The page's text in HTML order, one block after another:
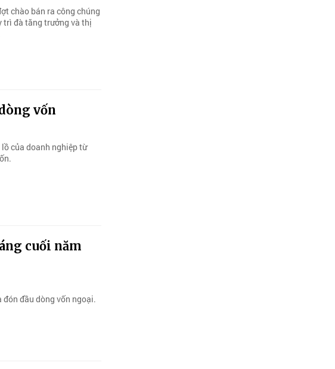
chào bán ra công chúng
trì đà tăng trưởng và thị
vốn
của doanh nghiệp từ
cuối năm
đầu dòng vốn ngoại.